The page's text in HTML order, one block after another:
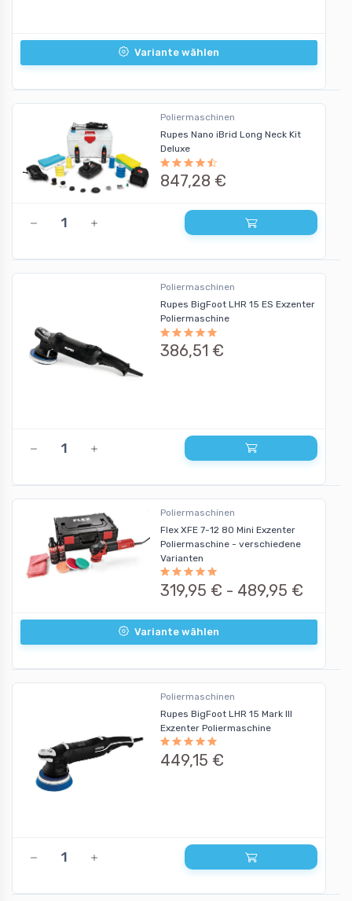
Variante wählen
Poliermaschinen
Rupes Nano iBrid Long Neck Kit
Deluxe
847,28 €
Poliermaschinen
Rupes BigFoot LHR 15 ES Exzenter
Poliermaschine
386,51 €
Poliermaschinen
Flex XFE 7-12 80 Mini Exzenter
Poliermaschine - verschiedene
Varianten
319,95 € - 489,95 €
Variante wählen
Poliermaschinen
Rupes BigFoot LHR 15 Mark III
Exzenter Poliermaschine
449,15 €